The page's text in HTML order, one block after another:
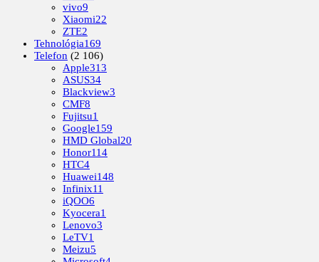
vivo9
Xiaomi22
ZTE2
Tehnológia169
Telefon (2 106)
Apple313
ASUS34
Blackview3
CMF8
Fujitsu1
Google159
HMD Global20
Honor114
HTC4
Huawei148
Infinix11
iQOO6
Kyocera1
Lenovo3
LeTV1
Meizu5